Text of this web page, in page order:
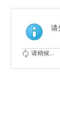
请
请稍候...